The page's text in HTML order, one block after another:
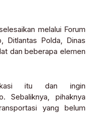
melalui Forum
Ditlantas Polda, Dinas
dan beberapa elemen
itu dan ingin
Sebaliknya, pihaknya
yang belum